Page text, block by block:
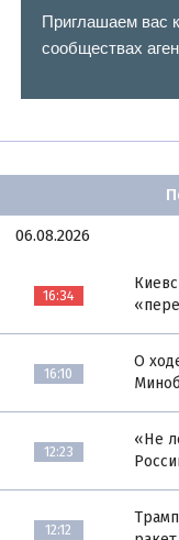
Приглашаем вас
сообществах
06.08.2026
16:34
16:10
О
12:23
«Не
12:12